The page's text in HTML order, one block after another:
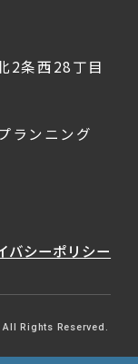
2条西28丁目
ランニング
バシーポリシー
Rights Reserved.